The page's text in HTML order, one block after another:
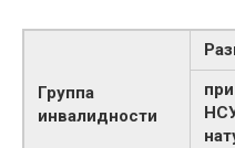
Группа
инвалидности